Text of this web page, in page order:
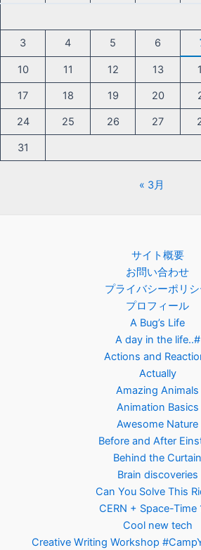
3 4 5 6
10 11 12 13
17 18 19 20
24 25 26 27
31
« 3月
サイト概要
お問い合わせ
プライバシーポリ
プロフィール
A Bug’s Life
A day in the life..#
Actions and
Actually
Amazing Animals
Animation Basics
Awesome Nature
Before and After
Behind the Curtain
Brain discoveries
Can You Solve This
CERN + Space-Time
Cool new tech
Creative Writing Workshop